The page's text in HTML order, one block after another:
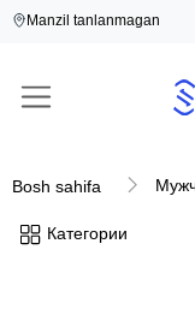
Manzil tanlanmagan
Bosh sahifa
Категории